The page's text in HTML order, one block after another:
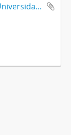
Acervo Cartográfico da Universidade Federal de Viçosa